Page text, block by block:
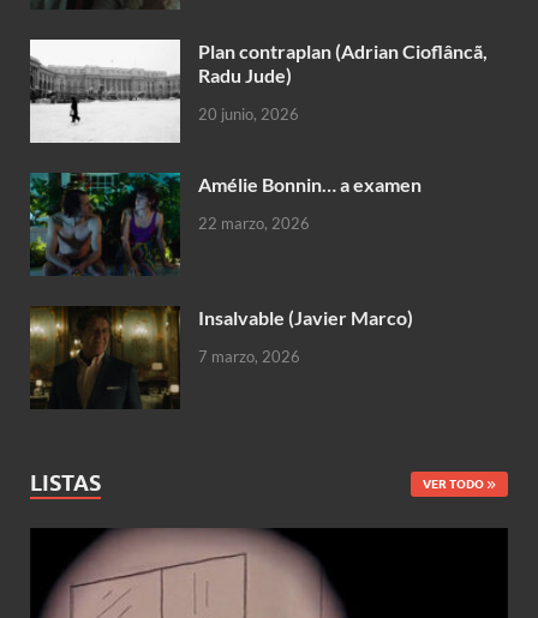
Plan contraplan (Adrian Cioflâncã,
Radu Jude)
20 junio, 2026
Amélie Bonnin… a examen
22 marzo, 2026
Insalvable (Javier Marco)
7 marzo, 2026
LISTAS VER TODO